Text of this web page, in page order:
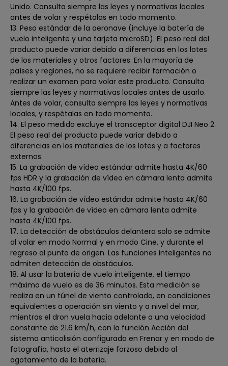
Unido. Consulta siempre las leyes y normativas locales
antes de volar y respétalas en todo momento.
13. Peso estándar de la aeronave (incluye la batería de
vuelo inteligente y una tarjeta microSD). El peso real del
producto puede variar debido a diferencias en los lotes
de los materiales y otros factores. En la mayoría de
países y regiones, no se requiere recibir formación o
realizar un examen para volar este producto. Consulta
siempre las leyes y normativas locales antes de usarlo.
Antes de volar, consulta siempre las leyes y normativas
locales, y respétalas en todo momento.
14. El peso medido excluye el transceptor digital DJI Neo 2.
El peso real del producto puede variar debido a
diferencias en los materiales de los lotes y a factores
externos.
15. La grabación de vídeo estándar admite hasta 4K/60
fps HDR y la grabación de vídeo en cámara lenta admite
hasta 4K/100 fps.
16. La grabación de vídeo estándar admite hasta 4K/60
fps y la grabación de vídeo en cámara lenta admite
hasta 4K/100 fps.
17. La detección de obstáculos delantera solo se admite
al volar en modo Normal y en modo Cine, y durante el
regreso al punto de origen. Las funciones inteligentes no
admiten detección de obstáculos.
18. Al usar la batería de vuelo inteligente, el tiempo
máximo de vuelo es de 36 minutos. Esta medición se
realiza en un túnel de viento controlado, en condiciones
equivalentes a operación sin viento y a nivel del mar,
mientras el dron vuela hacia adelante a una velocidad
constante de 21.6 km/h, con la función Acción del
sistema anticolisión configurada en Frenar y en modo de
fotografía, hasta el aterrizaje forzoso debido al
agotamiento de la batería.